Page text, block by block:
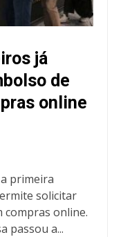
já
de
online
primeira
solicitar
compras online.
passou a...